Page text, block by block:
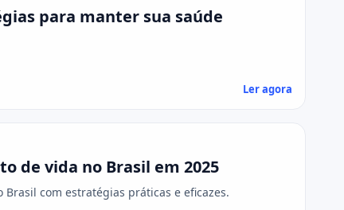
para manter sua saúde
Ler agora
de vida no Brasil em 2025
com estratégias práticas e eficazes.